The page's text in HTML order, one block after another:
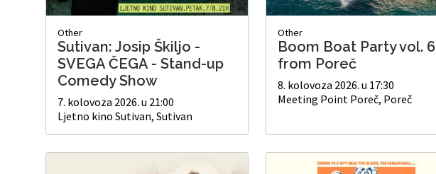
Other
Sutivan: Josip Škiljo -
SVEGA ČEGA - Stand-up
Comedy Show
7. kolovoza 2026. u 21:00
Ljetno kino Sutivan, Sutivan
Other
Boom Boat Party vol. 6
from Poreč
8. kolovoza 2026. u 17:30
Meeting Point Poreč, Poreč